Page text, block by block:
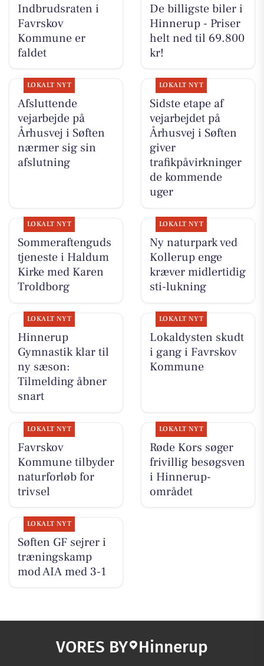
Indbrudsraten i
Favrskov
Kommune er
faldet
De billigste biler i
Hinnerup - Priser
helt ned til 69.800
kr!
LOKALT NYT
Afsluttende
vejarbejde på
Århusvej i Søften
nærmer sig sin
afslutning
LOKALT NYT
Sidste etape af
vejarbejdet på
Århusvej i Søften
giver
trafikpåvirkninger
de kommende
uger
LOKALT NYT
Sommeraftenguds
tjeneste i Haldum
Kirke med Karen
Troldborg
LOKALT NYT
Ny naturpark ved
Kollerup enge
kræver midlertidig
sti-lukning
LOKALT NYT
Hinnerup
Gymnastik klar til
ny sæson:
Tilmelding åbner
snart
LOKALT NYT
Lokaldysten skudt
i gang i Favrskov
Kommune
LOKALT NYT
Favrskov
Kommune tilbyder
naturforløb for
trivsel
LOKALT NYT
Røde Kors søger
frivillig besøgsven
i Hinnerup-
området
LOKALT NYT
Søften GF sejrer i
træningskamp
mod AIA med 3-1
VORES BY Hinnerup